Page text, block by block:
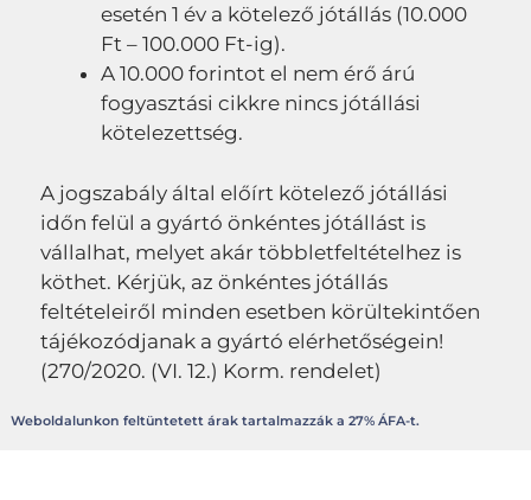
esetén 1 év a kötelező jótállás (10.000
Ft – 100.000 Ft-ig).
A 10.000 forintot el nem érő árú
fogyasztási cikkre nincs jótállási
kötelezettség.
A jogszabály által előírt kötelező jótállási
időn felül a gyártó önkéntes jótállást is
vállalhat, melyet akár többletfeltételhez is
köthet. Kérjük, az önkéntes jótállás
feltételeiről minden esetben körültekintően
tájékozódjanak a gyártó elérhetőségein!
(270/2020. (VI. 12.) Korm. rendelet)
Weboldalunkon feltüntetett árak tartalmazzák a 27% ÁFA-t.